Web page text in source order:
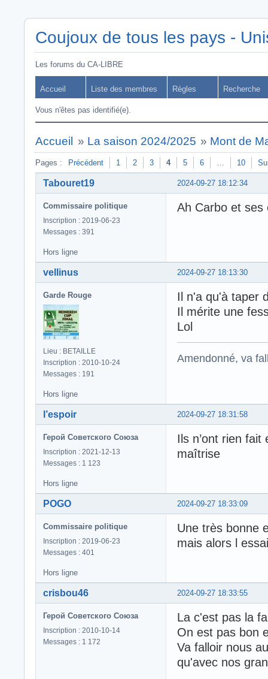
Coujoux de tous les pays -
Les forums du CA-LIBRE
Accueil Liste des membres Règles Recherche
Vous n'êtes pas identifié(e).
Accueil » La saison 2024/2025 » Mont de
Pages : Précédent 1 2 3 4 5 6 … 10
2024-09-27 18:12:34
Tabouret19
Commissaire politique
Inscription : 2019-06-23
Messages : 391
Ah Carbo et
Hors ligne
2024-09-27 18:13:30
vellinus
Garde Rouge
Lieu : BETAILLE
Inscription : 2010-10-24
Messages : 191
Il n'a qu'à taper
Il mérite une
Lol
Amendonné, va
Hors ligne
2024-09-27 18:31:58
l’espoir
Герой Советского Союза
Inscription : 2021-12-13
Messages : 1 123
Ils n’ont rien
maîtrise
Hors ligne
2024-09-27 18:33:09
POGO
Commissaire politique
Inscription : 2019-06-23
Messages : 401
Une très bonne
mais alors l
Hors ligne
2024-09-27 18:33:55
crisbou46
Герой Советского Союза
Inscription : 2010-10-14
Messages : 1 172
La c'est pas la
On est pas bon
Va falloir nous
qu'avec nos